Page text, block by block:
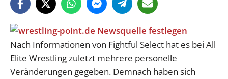
Nach Informationen von Fightful Select hat es bei All
Elite Wrestling zuletzt mehrere personelle
Veränderungen gegeben. Demnach haben sich